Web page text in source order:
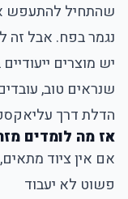
שהתחיל להתעפש
נגמר בפח. אבל
יש מוצרים
שנראים טוב,
הדלת דרך
אז מה לומדים
אם אין ציוד
פשוט לא יעבוד